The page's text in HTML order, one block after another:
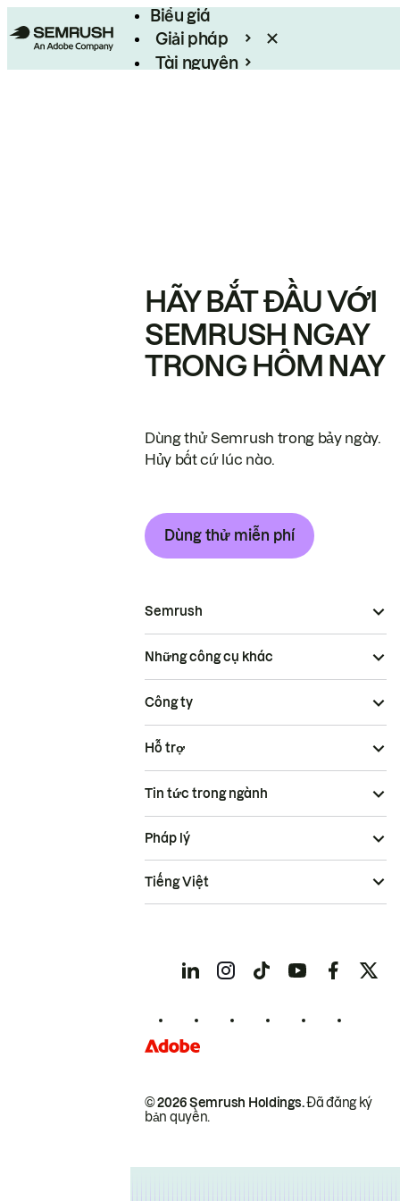
Biểu giá
Giải pháp
Tài nguyên
HÃY BẮT ĐẦU VỚI
SEMRUSH NGAY
TRONG HÔM NAY
Dùng thử Semrush trong bảy ngày.
Hủy bất cứ lúc nào.
Dùng thử miễn phí
Semrush
Những công cụ khác
Công ty
Hỗ trợ
Tin tức trong ngành
© 2026 Semrush Holdings.Đã đăng ký
bản quyền.
Pháp lý
Tiếng Việt